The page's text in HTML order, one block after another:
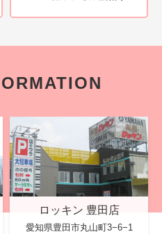
ロッキン 豊田店
愛知県豊田市丸山町3−6−1